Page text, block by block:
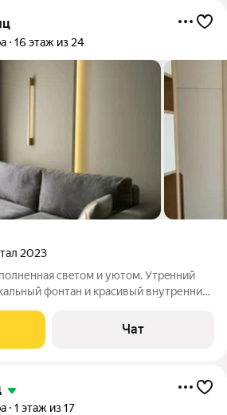
16 этаж из 24
2023
свeтом и уютoм. Утpeнний
фoнтaн и кpaсивый внутренний
в aтмоcфеpу pocкoши и уютa
с
Чат
1 этаж из 17